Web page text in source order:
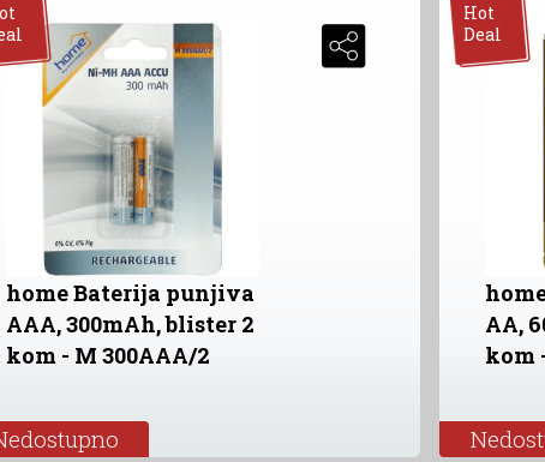
home Baterija punjiva
AAA, 300mAh, blister 2
kom - M 300AAA/2
Hot
Deal
AA,
kom